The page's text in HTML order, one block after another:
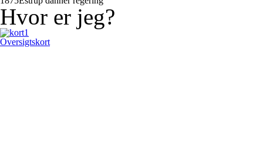
Hvor er jeg?
Oversigtskort